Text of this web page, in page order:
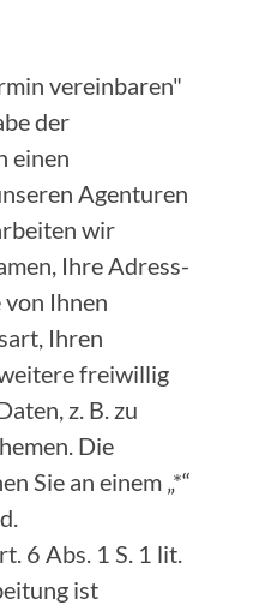
vereinbaren"
der
einen
Agenturen
wir
Ihre Adress-
Ihnen
Ihren
freiwillig
z. B. zu
Die
Sie an einem „*“
6 Abs. 1 S. 1 lit.
ist